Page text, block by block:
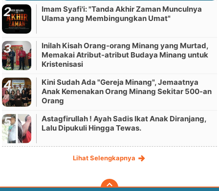
Imam Syafi'i: "Tanda Akhir Zaman Munculnya
Ulama yang Membingungkan Umat"
Inilah Kisah Orang-orang Minang yang Murtad,
Memakai Atribut-atribut Budaya Minang untuk
Kristenisasi
Kini Sudah Ada "Gereja Minang", Jemaatnya
Anak Kemenakan Orang Minang Sekitar 500-an
Orang
Astagfirullah ! Ayah Sadis Ikat Anak Diranjang,
Lalu Dipukuli Hingga Tewas.
Lihat Selengkapnya